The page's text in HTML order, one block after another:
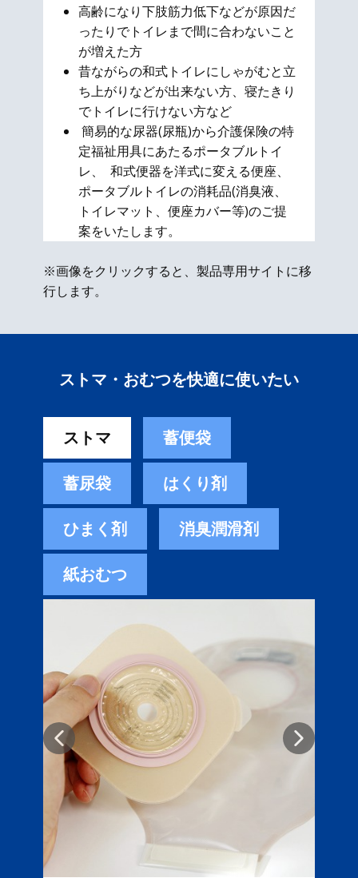
高齢になり下肢筋力低下などが原因だ
ったりでトイレまで間に合わないこと
が増えた方
昔ながらの和式​トイレにしゃがむと立
ち上がりなどが出来ない方、寝たきり
でトイレに行けない方など
簡易的な尿器(尿瓶)から介護保険の特
定福祉用具にあたるポータブルトイ
レ、 和式便器を洋式に変える便座、​
ポータブルトイレの消耗品(消臭液、
トイレマット、便座カバー等)のご提
案をいたします。
※画像をクリックすると、製品専用サイトに移
行します。
ストマ・おむつを快適に使いたい
ストマ 蓄便袋
蓄尿袋 はくり剤
ひまく剤 消臭潤滑剤
紙おむつ